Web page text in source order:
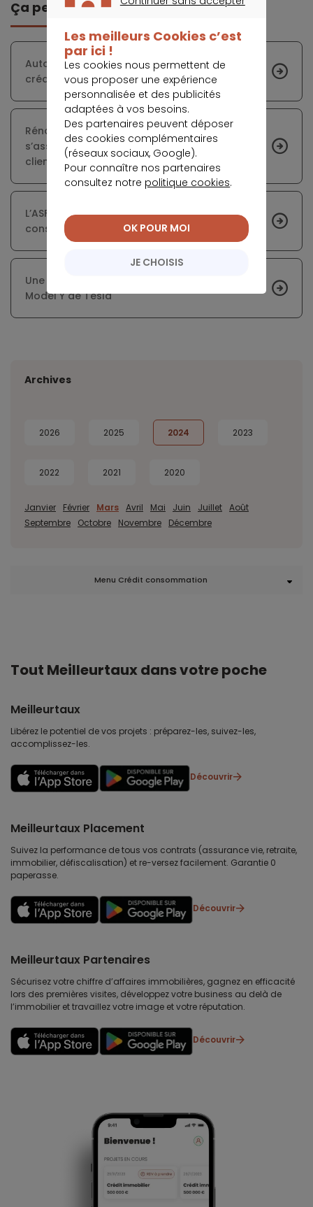
Ça peut vous intéresser
Automobile : le LOA progresse au détriment du
crédit classique
Rénovation énergétique : BNP Paribas et EDF
s’associent pour simplifier le parcours des
clients
L’ASF réclame des règles différentes du crédit
conso classique pour la LOA
Une hausse de prix de 2 000 euros pour le
Model Y de Tesla
Archives
2026 2025 2024 2023
2022 2021 2020
Janvier Février Mars Avril Mai Juin Juillet Août
Septembre
Octobre Novembre Décembre
Menu Crédit consommation
Tout Meilleurtaux dans votre poche
Meilleurtaux
Libérez le potentiel de vos projets : préparez-les, suivez-les,
accomplissez-les.
Découvrir
Meilleurtaux Placement
Suivez la performance de tous vos contrats (assurance vie, retraite,
immobilier, défiscalisation) et re-versez facilement. Garantie 0
paperasse.
Découvrir
Meilleurtaux Partenaires
Sécurisez votre chiffre d’affaires immobilières, gagnez en efficacité
lors des premières visites, développez votre business au delà de
l’immobilier et travaillez votre image et votre réputation.
Découvrir
Les meilleurs Cookies c’est
par ici !
Les cookies nous permettent de
vous proposer une expérience
personnalisée et des publicités
adaptées à vos besoins.
Des partenaires peuvent déposer
des cookies complémentaires
(réseaux sociaux, Google).
Pour connaître nos partenaires
consultez notre politique cookies.
JE CHOISIS
OK POUR MOI